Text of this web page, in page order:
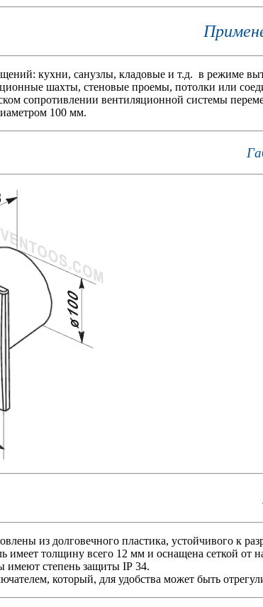
кухни, санузлы, кладовые и т.д. в режиме
шахты, стеновые проемы, потолки или
сопротивлении вентиляционной системы
100 мм.
из долговечного пластика, устойчивого к
имеет толщину всего 12 мм и оснащена сеткой от
имеют степень защиты ІР 34.
который, для удобства может быть